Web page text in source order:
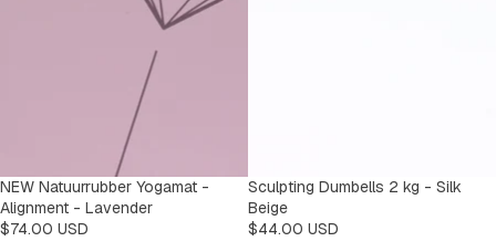
NEW Natuurrubber Yogamat -
Alignment - Lavender
$74.00 USD
Sculpting Dumbells 2 kg - Silk
Beige
$44.00 USD